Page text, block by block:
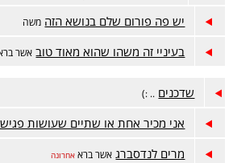
יש פה פורום שלם בנושא הזה משה
בעיניי זה משהו שהוא מאוד טוב אשר
שדכנים .. :)
אני מכיר אחת או שתיים שעושות
מרים לנדסברג אשר ברא אחרונה